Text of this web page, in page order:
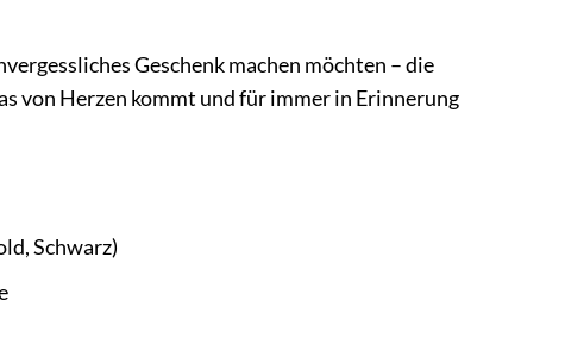
Geschenk machen möchten – die
von Herzen kommt und für immer in Erinnerung
Schwarz)